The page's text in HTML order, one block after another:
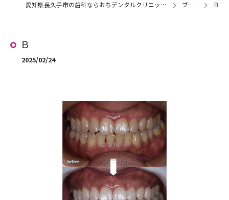
愛知県長久手市の歯科ならおちデンタルクリニック長久手 ブログ Ｂ
Ｂ
2025/02/24